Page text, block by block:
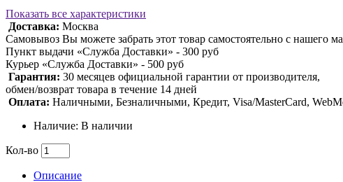
Показать все характеристики
Доставка: Москва
Самовывоз Вы можете забрать этот товар самостоятельно с нашего
Пункт выдачи «Служба Доставки» - 300 руб
Курьер «Служба Доставки» - 500 руб
Гарантия: 30 месяцев официальной гарантии от производителя,
обмен/возврат товара в течение 14 дней
Оплата: Наличными, Безналичными, Кредит, Visa/MasterCard,
Наличие: В наличии
Кол-во
Описание